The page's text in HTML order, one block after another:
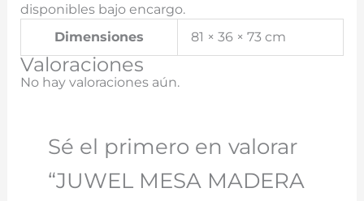
disponibles bajo encargo.
Dimensiones
81 × 36 × 73 cm
Valoraciones
No hay valoraciones aún.
Sé el primero en valorar
“JUWEL MESA MADERA